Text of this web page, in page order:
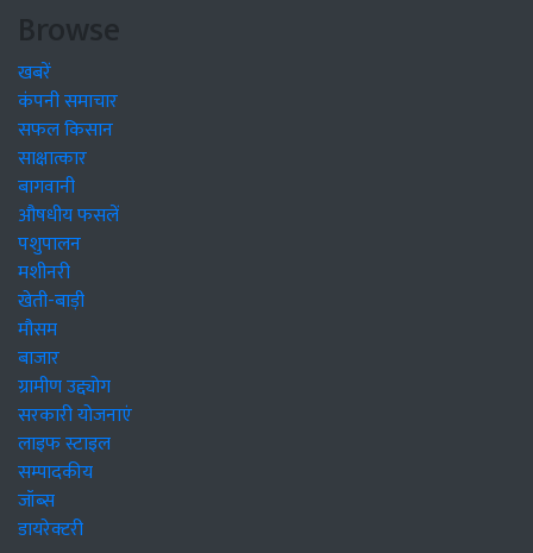
Browse
खबरें
कंपनी समाचार
सफल किसान
साक्षात्कार
बागवानी
औषधीय फसलें
पशुपालन
मशीनरी
खेती-बाड़ी
मौसम
बाजार
ग्रामीण उद्द्योग
सरकारी योजनाएं
लाइफ स्टाइल
सम्पादकीय
जॉब्स
डायरेक्टरी